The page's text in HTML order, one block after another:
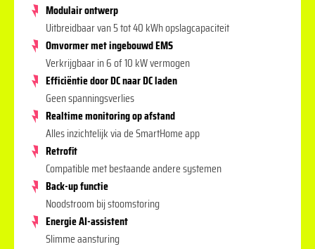
Modulair ontwerp
Uitbreidbaar van 5 tot 40 kWh opslagcapaciteit
Omvormer met ingebouwd EMS
Verkrijgbaar in 6 of 10 kW vermogen
Efficiëntie door DC naar DC laden
Geen spanningsverlies
Realtime monitoring op afstand
Alles inzichtelijk via de SmartHome app
Retrofit
Compatible met bestaande andere systemen
Back-up functie
Noodstroom bij stoomstoring
Energie AI-assistent
Slimme aansturing